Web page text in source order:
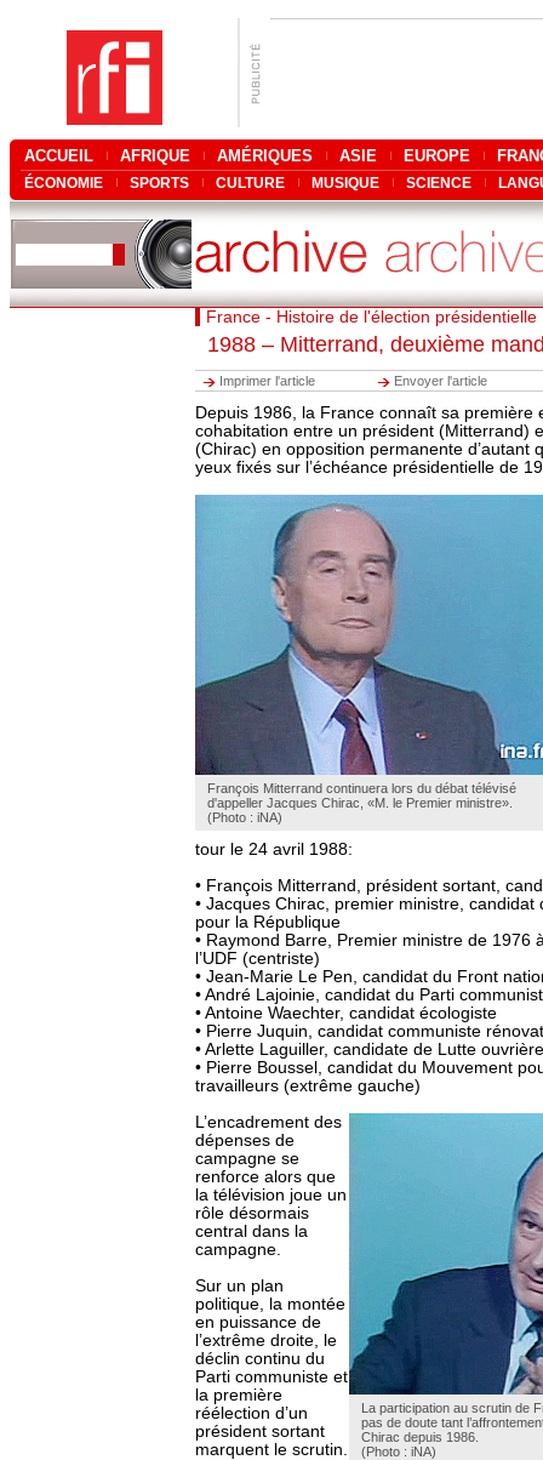
ACCUEIL AFRIQUE AMÉRIQUES ASIE EUROPE
ÉCONOMIE SPORTS CULTURE MUSIQUE SCIENCE
France - Histoire de l'élection présidentielle
1988 – Mitterrand, deuxième
Imprimer l'article Envoyer l'article
Depuis 1986, la France connaît sa première
cohabitation entre un président (Mitterrand)
(Chirac) en opposition permanente d’autant
yeux fixés sur l’échéance présidentielle de
François Mitterrand continuera lors du débat télévisé
d'appeller Jacques Chirac, «M. le Premier ministre».
(Photo : iNA)
tour le 24 avril 1988:
• François Mitterrand, président sortant,
• Jacques Chirac, premier ministre, candidat
pour la République
• Raymond Barre, Premier ministre de 1976
l’UDF (centriste)
• Jean-Marie Le Pen, candidat du Front
• André Lajoinie, candidat du Parti
• Antoine Waechter, candidat écologiste
• Pierre Juquin, candidat communiste
• Arlette Laguiller, candidate de Lutte
• Pierre Boussel, candidat du Mouvement
travailleurs (extrême gauche)
La participation au scrutin de
pas de doute tant
Chirac depuis 1986.
(Photo : iNA)
L’encadrement des
dépenses de
campagne se
renforce alors que
la télévision joue un
rôle désormais
central dans la
campagne.
Sur un plan
politique, la montée
en puissance de
l’extrême droite, le
déclin continu du
Parti communiste et
la première
réélection d’un
président sortant
marquent le scrutin.